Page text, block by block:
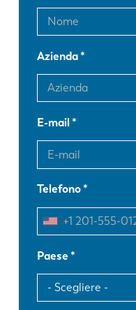
Azienda
E-mail
Telefono
Paese